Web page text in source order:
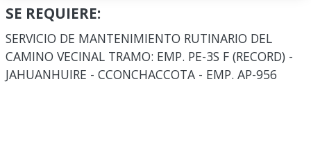
SE REQUIERE:
SERVICIO DE MANTENIMIENTO RUTINARIO DEL
CAMINO VECINAL TRAMO: EMP. PE-3S F (RECORD) -
JAHUANHUIRE - CCONCHACCOTA - EMP. AP-956